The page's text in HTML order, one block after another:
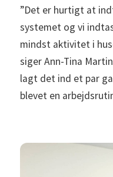
”Det er hurtigt at
systemet og vi
mindst aktivitet i
siger Ann-Tina
lagt det ind et par
blevet en